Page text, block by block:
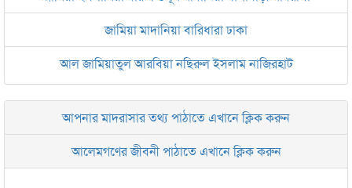
জামিয়া মাদানিয়া বারিধারা ঢাকা
আল জামিয়াতুল আরবিয়া নছিরুল ইসলাম নাজিরহাট
জামেয়া দারুল মা‘আরিফ আল-ইসলামিয়া চট্টগ্রাম
ইসলামিক রিসার্চ সেন্টার বাংলাদেশ বসুন্ধরা
জামেয়া আরাবিয়া রহমানিয়া, ঢাকা
আপনার মাদরাসার তথ্য পাঠাতে এখানে ক্লিক করুন
আলেমগণের জীবনী পাঠাতে এখানে ক্লিক করুন